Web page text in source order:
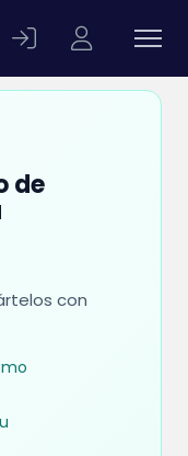
de
con